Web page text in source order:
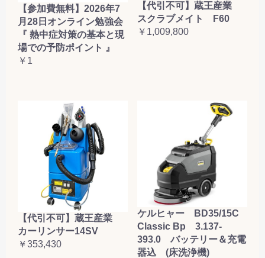
【参加費無料】2026年7
月28日オンライン勉強会
『 熱中症対策の基本と現
場での予防ポイント 』
￥1
【代引不可】蔵王産業
スクラブメイト F60
￥1,009,800
【代引不可】蔵王産業
カーリンサー14SV
￥353,430
ケルヒャー BD35/15C
Classic Bp 3.137-
393.0 バッテリー＆充電
器込 (床洗浄機)